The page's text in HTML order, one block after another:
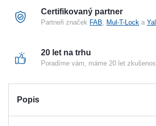
Certifikovaný partner
Partneři značek FAB, Mul-T-Lock a
20 let na trhu
Poradíme vám, máme 20 let
Popis